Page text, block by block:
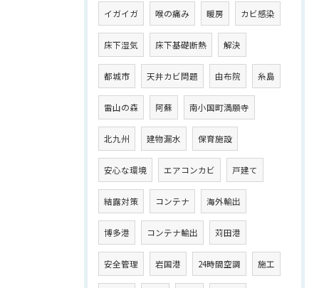
イガイガ 喉の痛み 暖房 カビ感染
床下湿気 床下基礎断熱 解決
都城市 天井カビ問題 由布院 糸島
雷山の森 阿蘇 南小国町満願寺
北九州 建物漏水 保育施設
安心な環境 エアコンカビ 戸建て
結露対策 コンテナ 海外輸出
博多港 コンテナ輸出 苅田港
安全管理 岩国港 24時間空調 施工